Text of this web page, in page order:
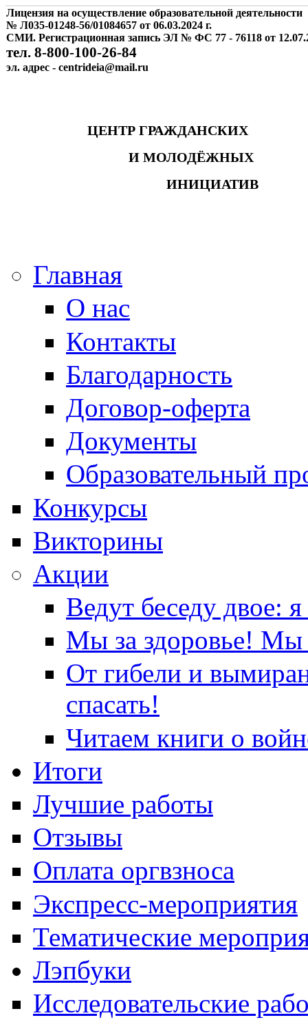
Лицензия на осуществление образовательной деятельности
№ Л035-01248-56/01084657 от 06.03.2024 г.
СМИ. Регистрационная запись ЭЛ № ФС 77 - 76118 от
тел. 8-800-100-26-84
эл. адрес - centrideia@mail.ru
ЦЕНТР ГРАЖДАНСКИХ
И МОЛОДЁЖНЫХ
ИНИЦИАТИВ
Главная
О нас
Контакты
Благодарность
Договор-оферта
Документы
Образовательный
Конкурсы
Викторины
Акции
Ведут беседу двое:
Мы за здоровье! Мы
От гибели и
спасать!
Читаем книги о
Итоги
Лучшие работы
Отзывы
Оплата оргвзноса
Экспресс-мероприятия
Тематические
Лэпбуки
Исследовательские